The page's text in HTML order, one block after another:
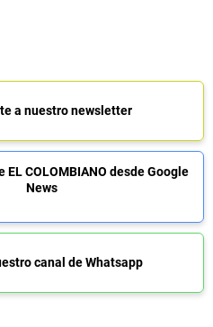
a nuestro newsletter
EL COLOMBIANO desde Google
News
canal de Whatsapp